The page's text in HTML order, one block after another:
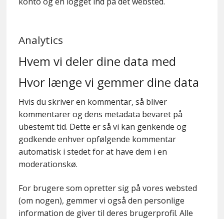
Analytics
Hvem vi deler dine data med
Hvor længe vi gemmer dine data
Hvis du skriver en kommentar, så bliver
kommentarer og dens metadata bevaret på
ubestemt tid. Dette er så vi kan genkende og
godkende enhver opfølgende kommentar
automatisk i stedet for at have dem i en
moderationskø.
For brugere som opretter sig på vores websted
(om nogen), gemmer vi også den personlige
information de giver til deres brugerprofil. Alle